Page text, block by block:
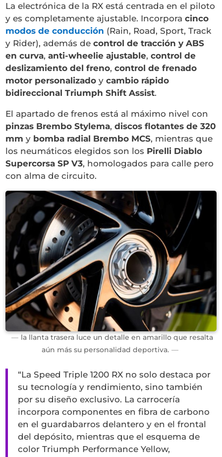
La electrónica de la RX está centrada en el piloto
y es completamente ajustable. Incorporacinco
modos de conducción (Rain, Road, Sport, Track
y Rider), además decontrol de tracción y ABS
en curva,anti-wheelie ajustable,control de
deslizamiento del freno,control de frenado
motor personalizado ycambio rápido
bidireccional Triumph Shift Assist.
El apartado de frenos está al máximo nivel con
pinzas Brembo Stylema,discos flotantes de 320
mm y bomba radial Brembo MCS, mientras que
los neumáticos elegidos son los Pirelli Diablo
Supercorsa SP V3, homologados para calle pero
con alma de circuito.
la llanta trasera luce un detalle en amarillo que resalta
aún más su personalidad deportiva.
“La Speed Triple 1200 RX no solo destaca por
su tecnología y rendimiento, sino también
por su diseño exclusivo. La carrocería
incorpora componentes en fibra de carbono
en el guardabarros delantero y en el frontal
del depósito, mientras que el esquema de
color Triumph Performance Yellow,